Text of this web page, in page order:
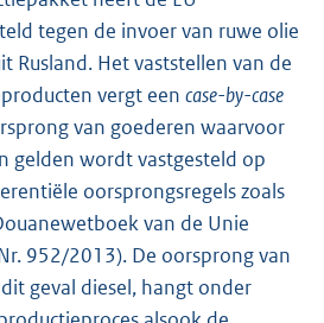
tegen de invoer van ruwe olie
Rusland. Het vaststellen van de
vergt een case-by-case
van goederen waarvoor
gelden wordt vastgesteld op
oorsprongsregels zoals
van de Unie
952/2013). De oorsprong van
geval diesel, hangt onder